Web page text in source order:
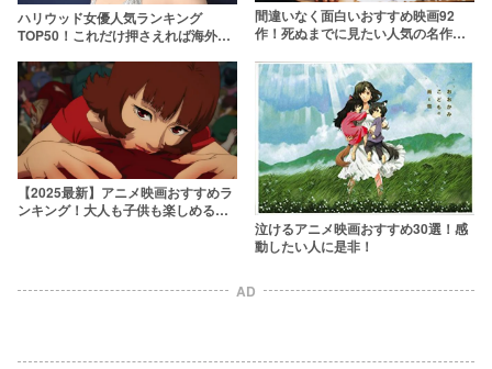
ハリウッド女優人気ランキング
TOP50！これだけ押さえれば海外女
間違いなく面白いおすすめ映画92
作！死ぬまでに見たい人気の名作を
年版】
【2025最新】アニメ映画おすすめラ
ンキング！大人も子供も楽しめる最
泣けるアニメ映画おすすめ30選！感
動したい人に是非！
AD